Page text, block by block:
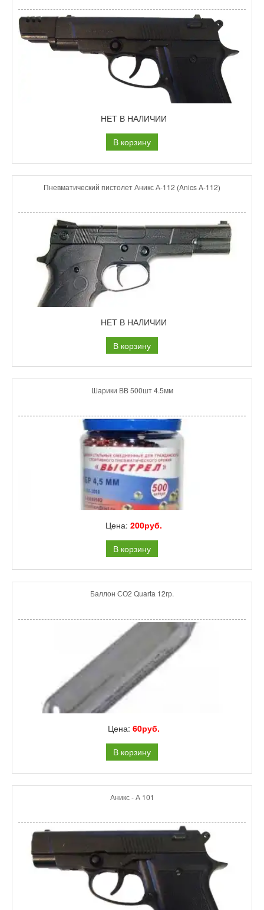
НЕТ В НАЛИЧИИ
В корзину
Пневматический пистолет Аникс А-112 (Anics A-112)
НЕТ В НАЛИЧИИ
В корзину
Шарики ВВ 500шт 4.5мм
Цена: 200руб.
В корзину
Баллон СО2 Quarta 12гр.
Цена: 60руб.
В корзину
Аникс - А 101